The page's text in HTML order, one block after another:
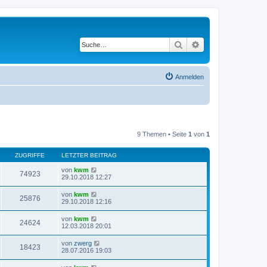
Suche
Anmelden
9 Themen • Seite 1 von 1
ZUGRIFFE LETZTER BEITRAG
74923 von kwm
29.10.2018 12:27
25876 von kwm
29.10.2018 12:16
24624 von kwm
12.03.2018 20:01
18423 von zwerg
28.07.2016 19:03